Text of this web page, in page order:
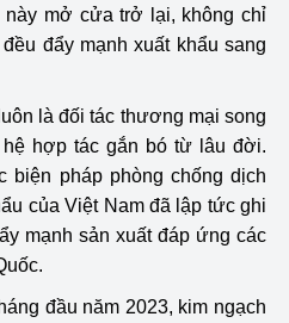
mở cửa trở lại, không chỉ
đẩy mạnh xuất khẩu sang
là đối tác thương mại song
hợp tác gắn bó từ lâu đời.
biện pháp phòng chống dịch
của Việt Nam đã lập tức ghi
mạnh sản xuất đáp ứng các
đầu năm 2023, kim ngạch